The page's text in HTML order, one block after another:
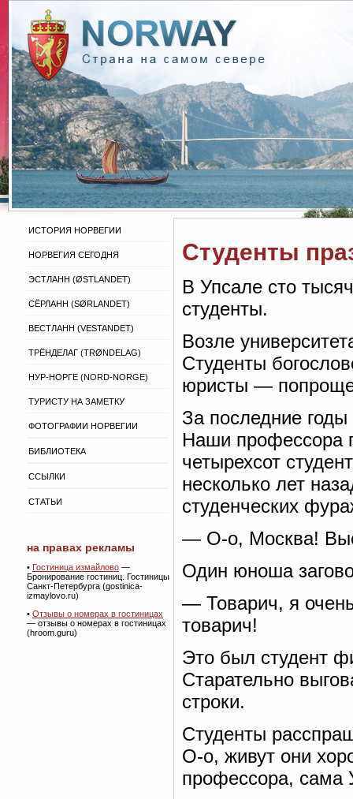
ИСТОРИЯ НОРВЕГИИ
НОРВЕГИЯ СЕГОДНЯ
ЭСТЛАНН (ØSTLANDET)
СЁРЛАНН (SØRLANDET)
ВЕСТЛАНН (VESTANDET)
ТРЁНДЕЛАГ (TRØNDELAG)
НУР-НОРГЕ (NORD-NORGE)
ТУРИСТУ НА ЗАМЕТКУ
ФОТОГРАФИИ НОРВЕГИИ
БИБЛИОТЕКА
ССЫЛКИ
СТАТЬИ
на правах рекламы
• Гостиница измайлово —
Бронирование гостиниц. Гостиницы
Санкт-Петербурга (gostinica-
izmaylovo.ru)
• Отзывы о номерах в гостиницах
— отзывы о номерах в гостиницах
(hroom.guru)
Студенты
В Упсале сто
студенты.
Возле
Студенты
юристы —
За последние годы
Наши профессора
четырехсот
несколько лет
студенческих
— О-о, Москва!
Один юноша
— Товарич, я
товарич!
Это был студент
Старательно
строки.
Студенты
О-о, живут они
профессора, сама